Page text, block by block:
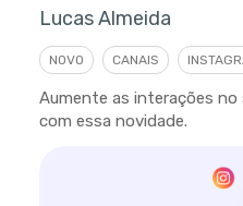
Lucas Almeida
NOVO CANAIS
Aumente as interações
com essa novidade.